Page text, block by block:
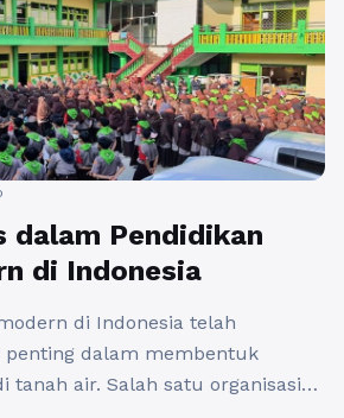
dalam Pendidikan
di Indonesia
di Indonesia telah
penting dalam membentuk
tanah air. Salah satu organisasi